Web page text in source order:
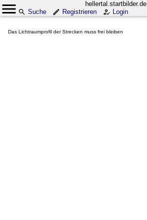
hellertal.startbilder.de
Suche
Registrieren Login
Das Lichtraumprofil der Strecken muss frei bleiben